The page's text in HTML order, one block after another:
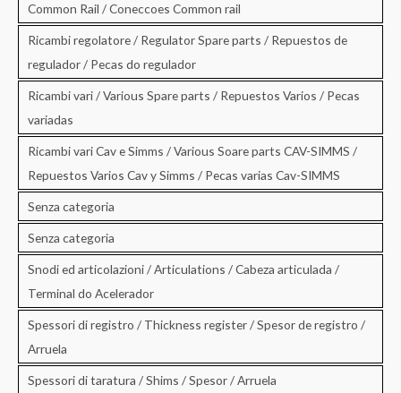
Common Rail / Coneccoes Common rail
Ricambi regolatore / Regulator Spare parts / Repuestos de
regulador / Pecas do regulador
Ricambi vari / Various Spare parts / Repuestos Varios / Pecas
variadas
Ricambi vari Cav e Simms / Various Soare parts CAV-SIMMS /
Repuestos Varios Cav y Simms / Pecas varias Cav-SIMMS
Senza categoria
Senza categoria
Snodi ed articolazioni / Articulations / Cabeza articulada /
Terminal do Acelerador
Spessori di registro / Thickness register / Spesor de registro /
Arruela
Spessori di taratura / Shims / Spesor / Arruela